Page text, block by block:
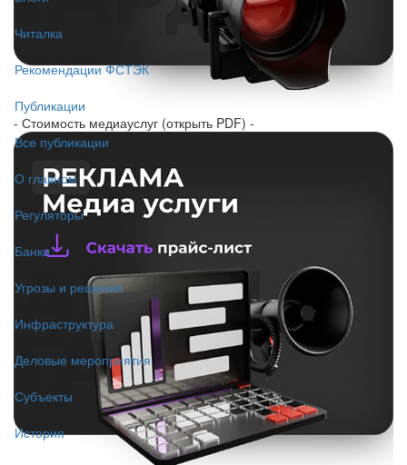
Читалка
Рекомендации ФСТЭК
Публикации
Все публикации
О главном
Регуляторы
Банки
Угрозы и решения
Инфраструктура
Деловые мероприятия
Субъекты
История
- Стоимость медиауслуг (открыть PDF) -